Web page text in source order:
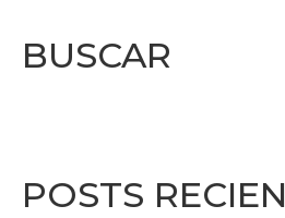
BUSCAR
POSTS